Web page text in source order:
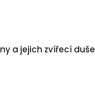
a jejich zvířecí duše